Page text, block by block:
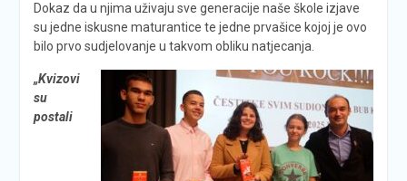
Dokaz da u njima uživaju sve generacije naše škole izjave
su jedne iskusne maturantice te jedne prvašice kojoj je ovo
bilo prvo sudjelovanje u takvom obliku natjecanja.
„Kvizovi
su
postali